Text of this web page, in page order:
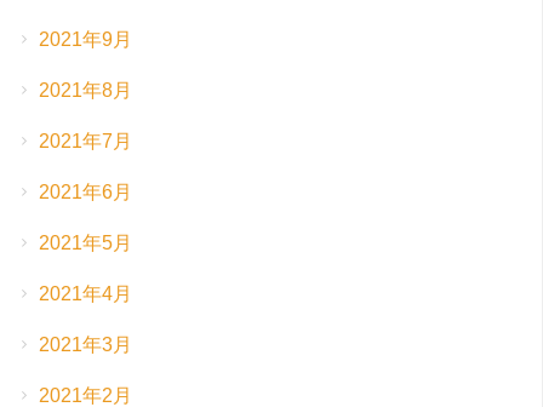
2021年9月
2021年8月
2021年7月
2021年6月
2021年5月
2021年4月
2021年3月
2021年2月